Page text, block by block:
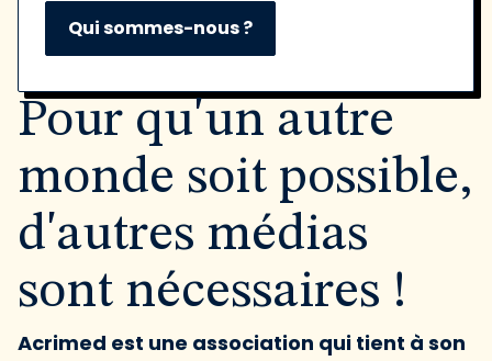
Qui sommes-nous ?
Pour qu'un autre
monde soit possible,
d'autres médias
sont nécessaires !
Acrimed est une association qui tient à son